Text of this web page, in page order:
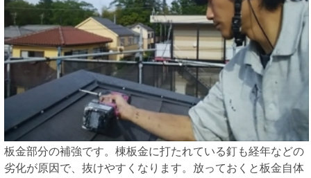
板金部分の補強です。棟板金に打たれている釘も経年などの
劣化が原因で、抜けやすくなります。放っておくと板金自体